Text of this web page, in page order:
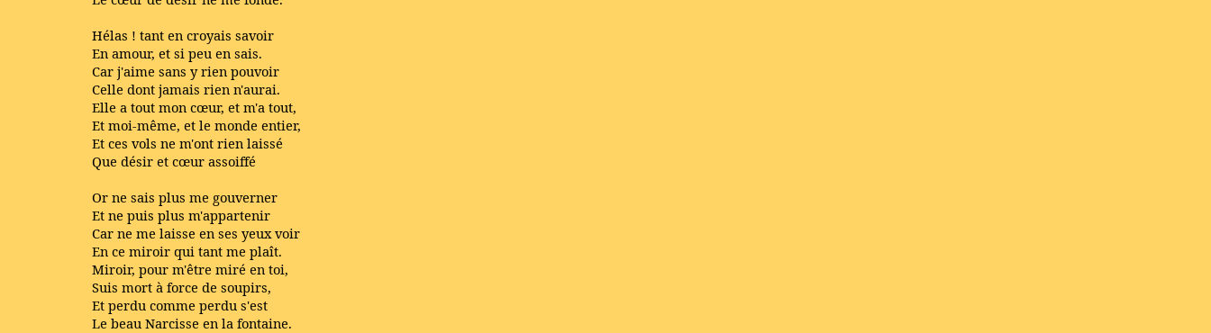
Hélas ! tant en croyais savoir
En amour, et si peu en sais.
Car j'aime sans y rien pouvoir
Celle dont jamais rien n'aurai.
Elle a tout mon cœur, et m'a tout,
Et moi-même, et le monde entier,
Et ces vols ne m'ont rien laissé
Que désir et cœur assoiffé
Or ne sais plus me gouverner
Et ne puis plus m'appartenir
Car ne me laisse en ses yeux voir
En ce miroir qui tant me plaît.
Miroir, pour m'être miré en toi,
Suis mort à force de soupirs,
Et perdu comme perdu s'est
Le beau Narcisse en la fontaine.